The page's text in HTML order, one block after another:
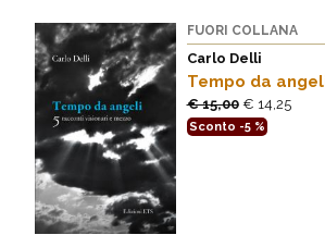
FUORI COLLANA
Carlo Delli
Tempo da
€ 15,00 € 14,25
Sconto -5 %